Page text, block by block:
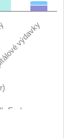
Eur)
Eur)
výdavky